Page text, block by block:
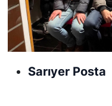
Sarıyer Posta